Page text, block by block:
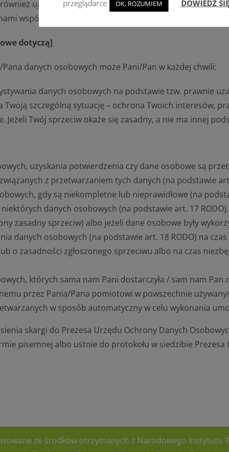
ujawniane organom administracji publicznej
współpracującym na podstawie zawartych umów
dotyczą]
danych osobowych może Pani/Pan w każdej chwili:
danych osobowych na podstawie tzw. prawnie
Twoją szczególną sytuację – ochrona Twoich interesów,
Jeżeli Twój sprzeciw okaże się zasadny, a nie ma innej
uzyskania potwierdzenia czy dane osobowe są
z przetwarzaniem tych danych (na podstawie
gdy są niekompletne lub nieprawidłowe (na
danych osobowych (na podstawie art. 17
zasadny sprzeciw) albo jeżeli dane osobowe były
danych osobowych (na podstawie art. 18 RODO) na
o zasadności zgłoszonego sprzeciwu albo na czas
których sama nam Pani dostarczyła / sam nam
przez Panią/Pana pomiotowi w powszechnie
w sposób automatyczny w celu wykonania
skargi do Prezesa Urzędu Ochrony Danych
pisemnej albo ustnie do protokołu w siedzibie Prezesa
ze środków otrzymanych z Narodowego Instytutu
przeglądarce
OK, ROZUMIEM DOWIEDZ